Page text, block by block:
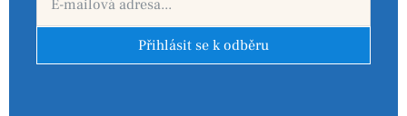
Přihlásit se k odběru